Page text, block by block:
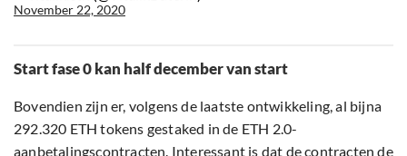
November 22, 2020
Start fase 0 kan half december van start
Bovendien zijn er, volgens de laatste ontwikkeling, al bijna
292.320 ETH tokens gestaked in de ETH 2.0-
aanbetalingscontracten. Interessant is dat de contracten de